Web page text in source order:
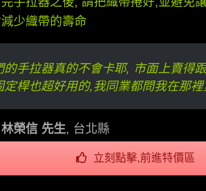
少織帶的壽命
的手拉器真的不會卡耶, 市面上賣得
定桿也超好用的,我同業都問我在那裡
林榮信 先生, 台北縣
立刻點擊,前進特價區